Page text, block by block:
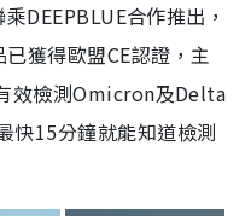
DEEPBLUE合作推出，
獲得歐盟CE認證，主
效檢測Omicron及Delta
快15分鐘就能知道檢測